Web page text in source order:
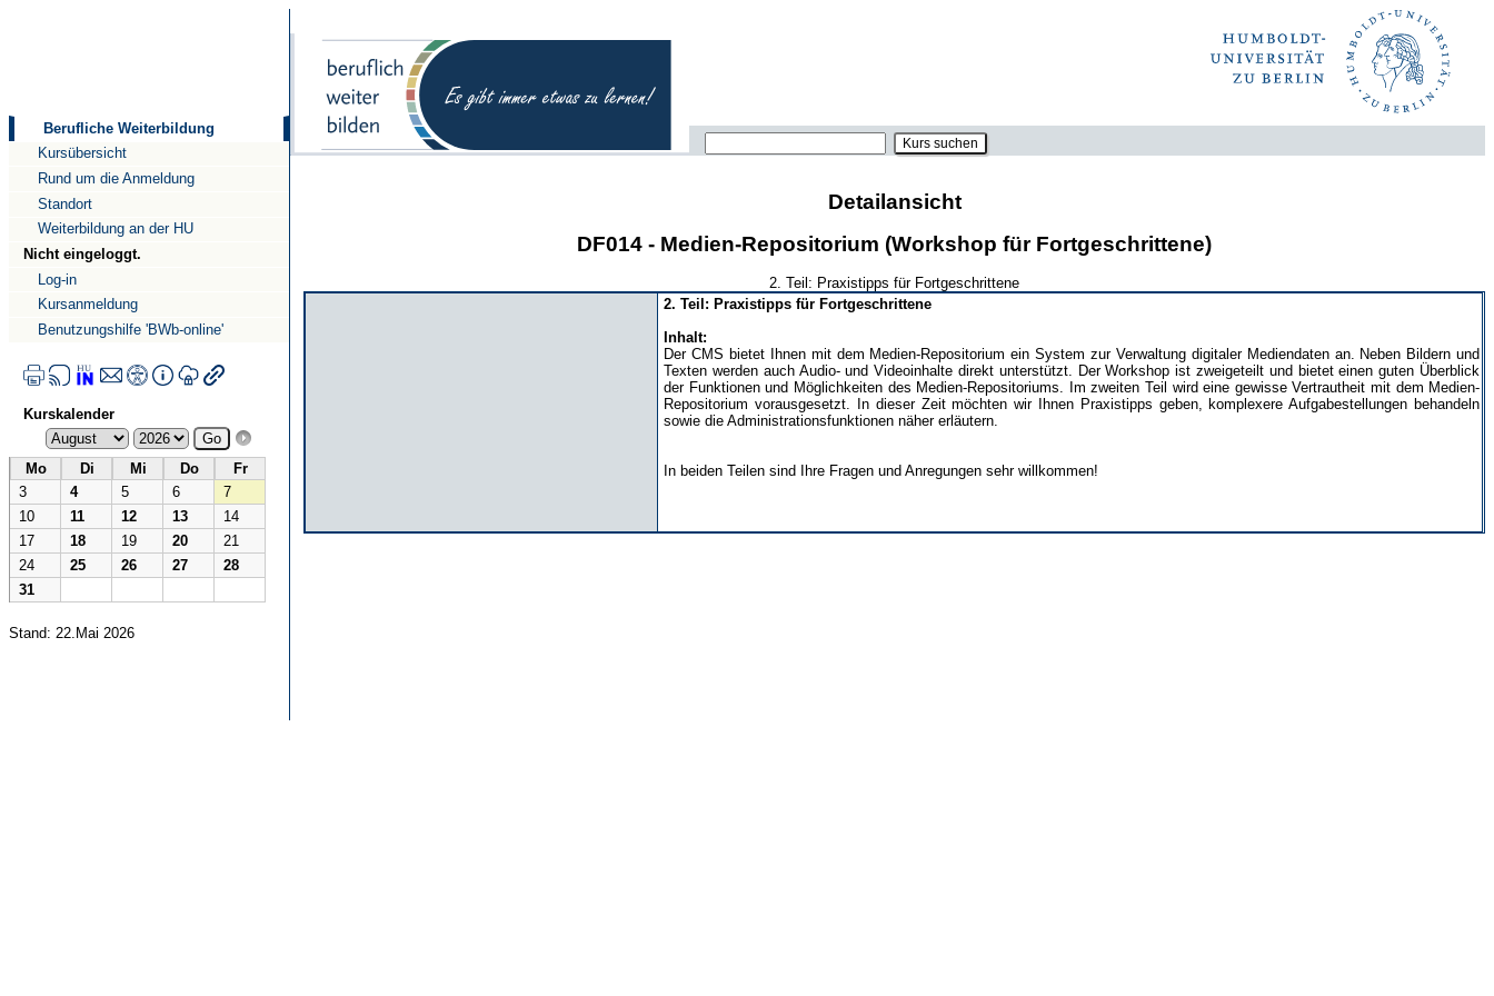
Berufliche Weiterbildung
Kursübersicht
Rund um die Anmeldung
Standort
Weiterbildung an der HU
Nicht eingeloggt.
Log-in
Kursanmeldung
Benutzungshilfe 'BWb-online'
Kurskalender
Mo Di Mi Do
Fr
3
4 5 6
7
10
11 12 13
14
17
18 19 20
21
24
25 26 27
28
31
Stand: 22.Mai 2026
Detailansicht
DF014 - Medien-Repositorium (Workshop für Fortgeschrittene)
2. Teil: Praxistipps für Fortgeschrittene
2. Teil: Praxistipps für Fortgeschrittene
Inhalt:
Der CMS bietet Ihnen mit dem Medien-Repositorium ein System zur Verwaltung digitaler Mediendaten an. Neben Bildern und
Texten werden auch Audio- und Videoinhalte direkt unterstützt. Der Workshop ist zweigeteilt und bietet einen guten Überblick
der Funktionen und Möglichkeiten des Medien-Repositoriums. Im zweiten Teil wird eine gewisse Vertrautheit mit dem Medien-
Repositorium vorausgesetzt. In dieser Zeit möchten wir Ihnen Praxistipps geben, komplexere Aufgabestellungen behandeln
sowie die Administrationsfunktionen näher erläutern.
In beiden Teilen sind Ihre Fragen und Anregungen sehr willkommen!